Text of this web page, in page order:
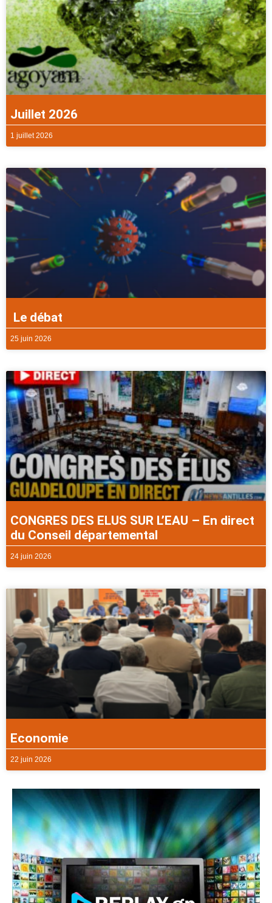
Juillet 2026
1 juillet 2026
Le débat
25 juin 2026
CONGRES DES ELUS SUR L’EAU – En direct
du Conseil départemental
24 juin 2026
Economie
22 juin 2026